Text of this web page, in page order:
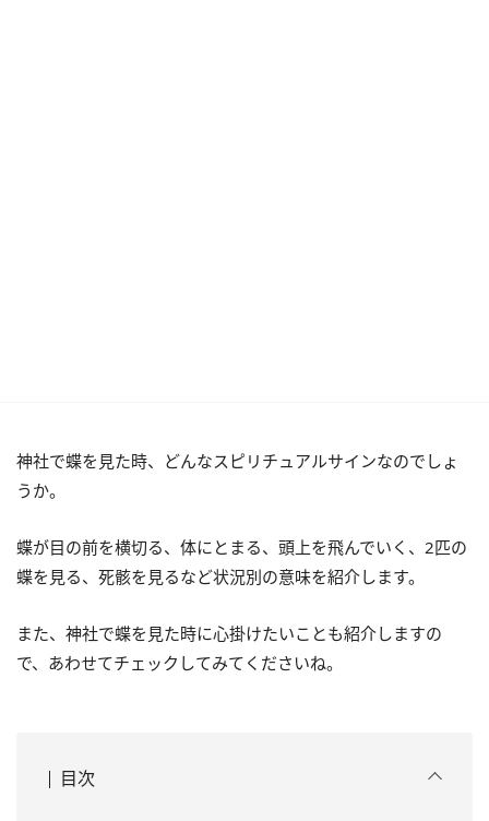
神社で蝶を見た時、どんなスピリチュアルサインなのでしょ
うか。
蝶が目の前を横切る、体にとまる、頭上を飛んでいく、2匹の
蝶を見る、死骸を見るなど状況別の意味を紹介します。
また、神社で蝶を見た時に心掛けたいことも紹介しますの
で、あわせてチェックしてみてくださいね。
目次